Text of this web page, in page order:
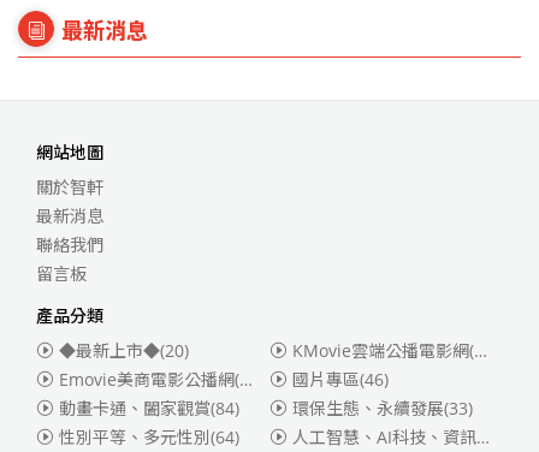
最新消息
網站地圖
關於智軒
最新消息
聯絡我們
留言板
產品分類
◆最新上市◆(20)
KMovie雲端公播電影網(迪士尼、福斯、索尼)
Emovie美商電影公播網(華納)
(186)
國片專區(46)
動畫卡通、闔家觀賞(84) 環保生態、永續發展(33)
性別平等、多元性別(64) 人工智慧、AI科技、資訊安全